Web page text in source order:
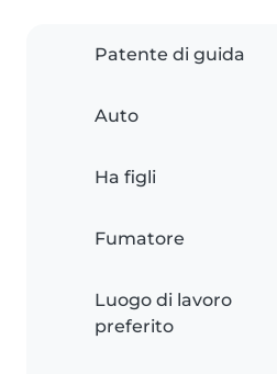
Patente di guida
Auto
Ha figli
Fumatore
Luogo di lavoro
preferito